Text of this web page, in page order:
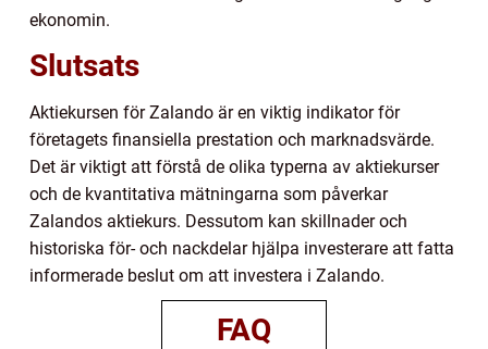
ekonomin.
Slutsats
Aktiekursen för Zalando är en viktig indikator för
företagets finansiella prestation och marknadsvärde.
Det är viktigt att förstå de olika typerna av aktiekurser
och de kvantitativa mätningarna som påverkar
Zalandos aktiekurs. Dessutom kan skillnader och
historiska för- och nackdelar hjälpa investerare att fatta
informerade beslut om att investera i Zalando.
FAQ